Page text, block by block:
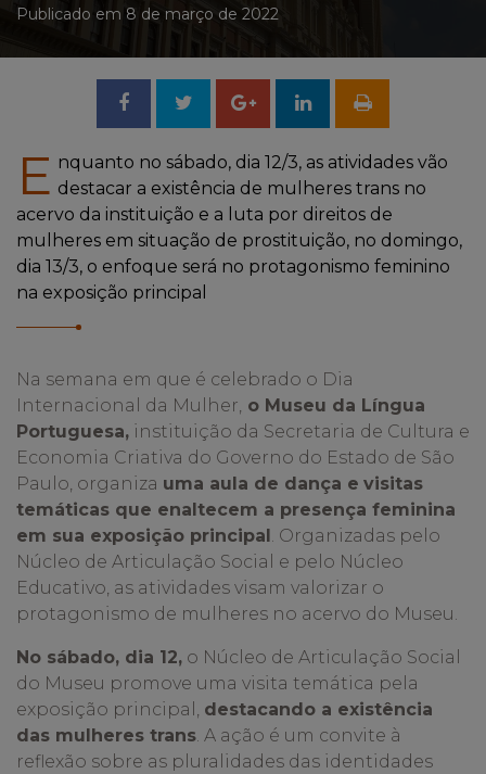
Publicado em 8 de março de 2022
Compartilhar
Facebook
TweetarCompartilhar
no
Google
+
E nquanto no sábado, dia 12/3, as atividades vão
destacar a existência de mulheres trans no
acervo da instituição e a luta por direitos de
mulheres em situação de prostituição, no domingo,
dia 13/3, o enfoque será no protagonismo feminino
na exposição principal
Na semana em que é celebrado o Dia
Internacional da Mulher, o Museu da Língua
Portuguesa, instituição da Secretaria de Cultura e
Economia Criativa do Governo do Estado de São
Paulo, organiza uma aula de dança e visitas
temáticas que enaltecem a presença feminina
em sua exposição principal. Organizadas pelo
Núcleo de Articulação Social e pelo Núcleo
Educativo, as atividades visam valorizar o
protagonismo de mulheres no acervo do Museu.
No sábado, dia 12, o Núcleo de Articulação Social
do Museu promove uma visita temática pela
exposição principal, destacando a existência
das mulheres trans. A ação é um convite à
reflexão sobre as pluralidades das identidades